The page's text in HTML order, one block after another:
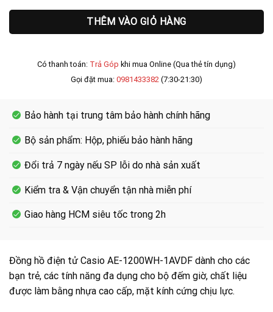
THÊM VÀO GIỎ HÀNG
Có thanh toán: Trả Góp khi mua Online (Qua thẻ tín dụng)
Gọi đặt mua: 0981433382 (7:30-21:30)
Bảo hành tại trung tâm bảo hành chính hãng
Bộ sản phẩm: Hộp, phiếu bảo hành hãng
Đổi trả 7 ngày nếu SP lỗi do nhà sản xuất
Kiểm tra & Vận chuyển tận nhà miễn phí
Giao hàng HCM siêu tốc trong 2h
Đồng hồ điện tử Casio AE-1200WH-1AVDF dành cho các
bạn trẻ, các tính năng đa dụng cho bộ đếm giờ, chất liệu
được làm bằng nhựa cao cấp, mặt kính cứng chịu lực.